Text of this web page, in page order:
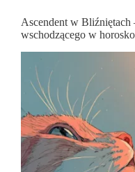
Ascendent w
wschodzącego w